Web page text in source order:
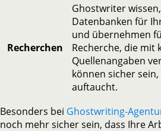
Recherchen
Ghostwriter
Datenbanken für
und übernehmen
Recherche, die mit
Quellenangaben
können sicher
auftaucht.
Besonders bei Ghostwriting-
noch mehr sicher sein, dass Ihre